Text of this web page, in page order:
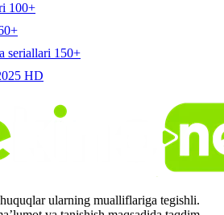
100+
seriallari 150+
HD
ularning mualliflariga tegishli.